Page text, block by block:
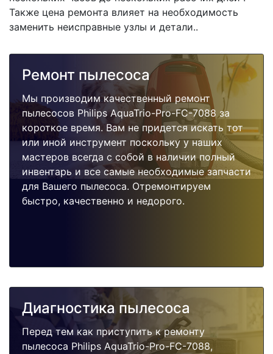
Также цена ремонта влияет на необходимость
заменить неисправные узлы и детали..
Ремонт пылесоса
Мы производим качественный ремонт
пылесосов Philips AquaTrio-Pro-FC-7088 за
короткое время. Вам не придется искать тот
или иной инструмент поскольку у наших
мастеров всегда с собой в наличии полный
инвентарь и все самые необходимые запчасти
для Вашего пылесоса. Отремонтируем
быстро, качественно и недорого.
Диагностика пылесоса
Перед тем как приступить к ремонту
пылесоса Philips AquaTrio-Pro-FC-7088,